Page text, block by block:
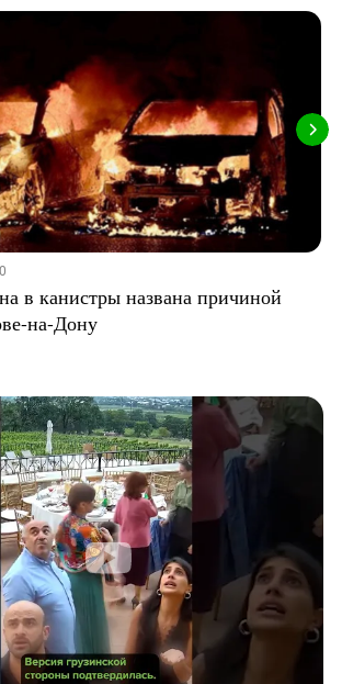
в канистры названа причиной
на-Дону